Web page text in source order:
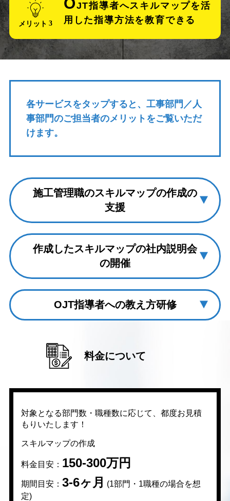
メリット
JT指導者へスキルマップを活
用した指導方法を教育できる
各サービスをタップすると、工事部門／人
事部門のご担当者のメリットをご覧いただ
けます。
施工管理職のスキルマップの作成の
支援
作成したスキルマップの社内説明会
の開催
OJT指導者への教え方研修
料金について
対象となる部門数・職種数に応じて、都度お見積
もりいたします！
スキルマップの作成
料金目安： 150-300万円
期間目安： 3-6ヶ月
(1部門・1職種の場合を想
定)